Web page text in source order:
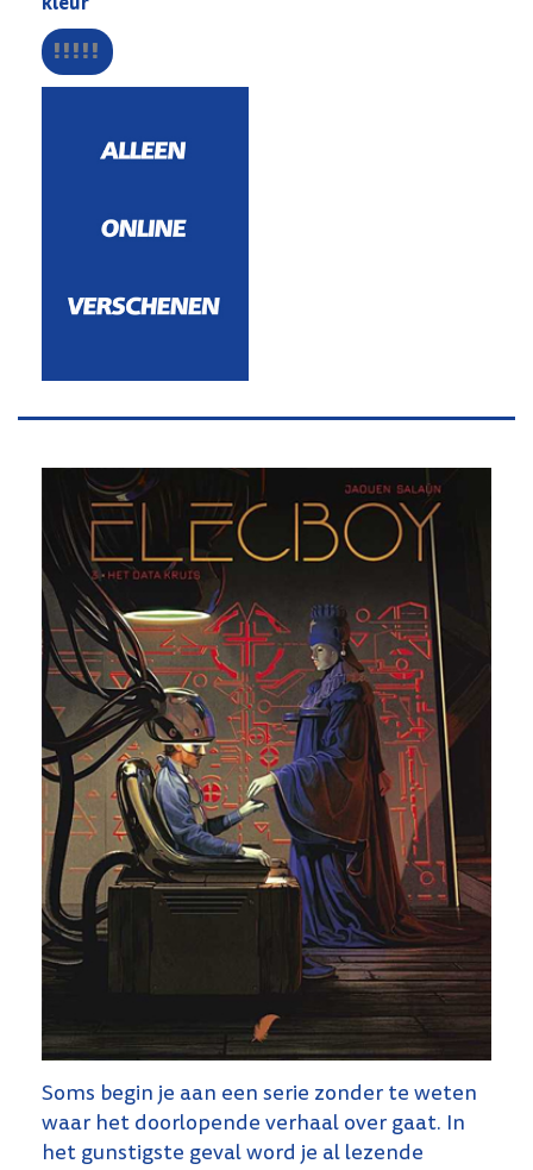
Soms begin je aan een serie zonder te weten
waar het doorlopende verhaal over gaat. In
het gunstigste geval word je al lezende